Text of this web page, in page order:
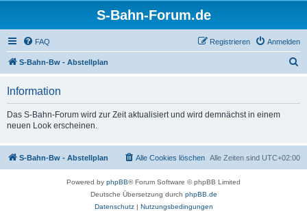
S-Bahn-Forum.de
FAQ Anmelden
Registrieren
S-Bahn-Bw - Abstellplan
Information
Das S-Bahn-Forum wird zur Zeit aktualisiert und wird demnächst in einem
neuen Look erscheinen.
S-Bahn-Bw - Abstellplan Alle Zeiten sind UTC+02:00
Alle Cookies löschen
Powered by phpBB® Forum Software © phpBB Limited
Deutsche Übersetzung durch phpBB.de
Datenschutz| Nutzungsbedingungen